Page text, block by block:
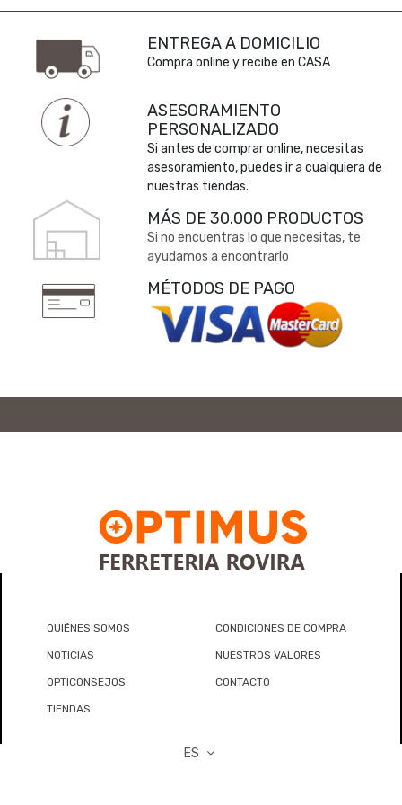
ENTREGA A DOMICILIO
Compra online y recibe en CASA
ASESORAMIENTO
PERSONALIZADO
Si antes de comprar online, necesitas
asesoramiento, puedes ir a cualquiera de
nuestras tiendas.
MÁS DE 30.000 PRODUCTOS
Si no encuentras lo que necesitas, te
ayudamos a encontrarlo
MÉTODOS DE PAGO
QUIÉNES SOMOS CONDICIONES DE COMPRA
NOTICIAS NUESTROS VALORES
OPTICONSEJOS CONTACTO
TIENDAS
ES